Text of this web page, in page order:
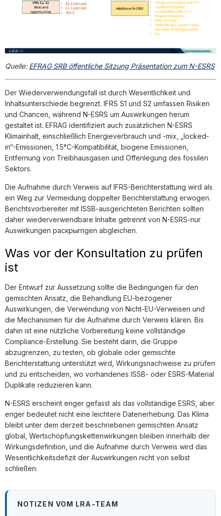
Quelle: EFRAG SRB öffentliche Sitzung Präsentation zum N-ESRS
Der Wiederverwendungsfall ist durch Wesentlichkeit und
Inhaltsunterschiede begrenzt. IFRS S1 und S2 umfassen Risiken
und Chancen, während N-ESRS um Auswirkungen herum
gestaltet ist. EFRAG identifiziert auch zusätzlichen N-ESRS
Klimainhalt, einschließlich Energieverbrauch und -mix, „locked-
in“-Emissionen, 1.5°C-Kompatibilität, biogene Emissionen,
Entfernung von Treibhausgasen und Offenlegung des fossilen
Sektors.
Die Aufnahme durch Verweis auf IFRS-Berichterstattung wird als
ein Weg zur Vermeidung doppelter Berichterstattung erwogen.
Berichtsvorbereiter mit ISSB-ausgerichteten Berichten sollten
daher wiederverwendbare Inhalte getrennt von N-ESRS-nur
Auswirkungen раскрыrngen abgleichen.
Was vor der Konsultation zu prüfen
ist
Der Entwurf zur Aussetzung sollte die Bedingungen für den
gemischten Ansatz, die Behandlung EU-bezogener
Auswirkungen, die Verwendung von Nicht-EU-Verweisen und
die Mechanismen für die Aufnahme durch Verweis klären. Bis
dahin ist eine nützliche Vorbereitung keine vollständige
Compliance-Erstellung. Sie besteht darin, die Gruppe
abzugrenzen, zu testen, ob globale oder gemischte
Berichterstattung unterstützt wird, Wirkungsnachweise zu prüfen
und zu entscheiden, wo vorhandenes ISSB- oder ESRS-Material
Duplikate reduzieren kann.
N-ESRS erscheint enger gefasst als das vollständige ESRS, aber
enger bedeutet nicht eine leichtere Datenerhebung. Das Klima
bleibt unter dem derzeit beschriebenen gemischten Ansatz
global, Wertschöpfungskettenwirkungen bleiben innerhalb der
Wirkungsdefinition, und die Aufnahme durch Verweis wird das
Wesentlichkeitsdefizit der Auswirkungen nicht von selbst
schließen.
NOTIZEN VOM LRA-TEAM